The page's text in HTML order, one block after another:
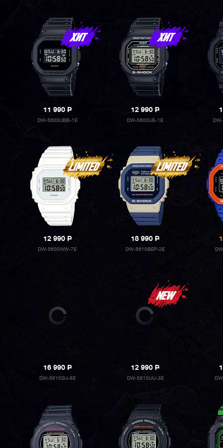
11 990P
DW-5600UBB-1E
12 990P
DW-5600UE-1E
12 990P
DW-5600WW-7E
18 990P
DW-5610BEP-2E
16 990P
DW-5610SU-8E
12 990P
DW-5610UU-3E